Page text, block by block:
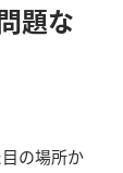
題な
の場所か